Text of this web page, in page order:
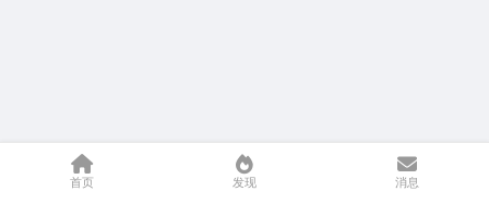
首页 发现 消息